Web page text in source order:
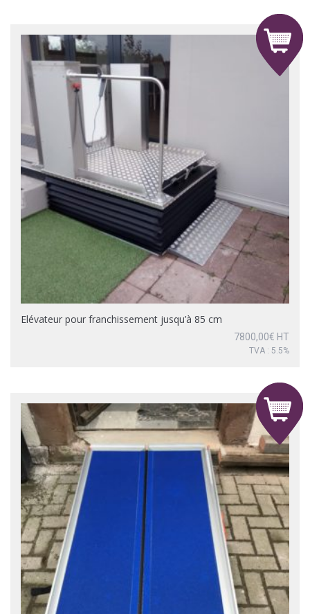
Elévateur pour franchissement jusqu’à 85 cm
7800,00€ HT
TVA : 5.5%